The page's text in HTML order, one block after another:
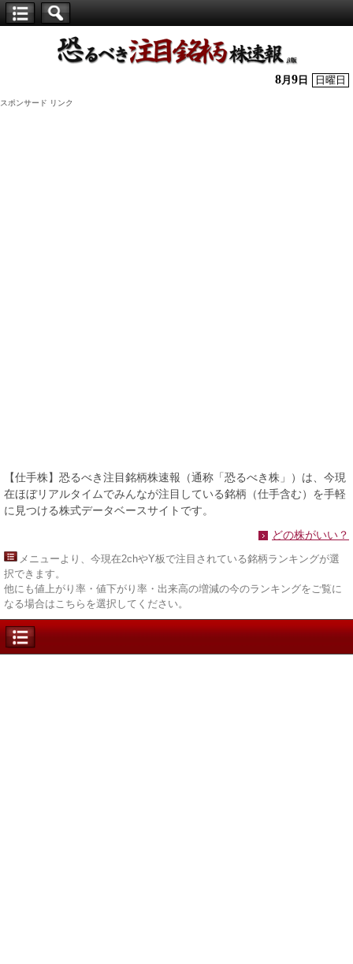
株】
8月 9 日 日曜日
スポンサード リンク
【仕手株】恐るべき注目銘柄株速報（通称「恐るべき株」）は、今現
在ほぼリアルタイムでみんなが注目している銘柄（仕手含む）を手軽
に見つける株式データベースサイトです。
どの株がいい？
メニューより、今現在2chやY板で注目されている銘柄ランキングが選
択できます。
他にも値上がり率・値下がり率・出来高の増減の今のランキングをご覧に
なる場合はこちらを選択してください。